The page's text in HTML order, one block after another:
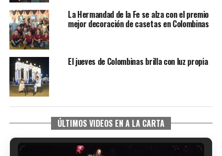
La Hermandad de la Fe se alza con el premio
mejor decoración de casetas en Colombinas
El jueves de Colombinas brilla con luz propia
ÚLTIMOS VIDEOS EN A LA CARTA